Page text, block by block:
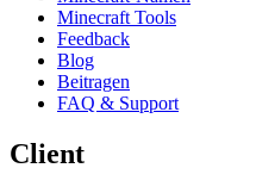
Minecraft Tools
Feedback
Blog
Beitragen
FAQ & Support
Client